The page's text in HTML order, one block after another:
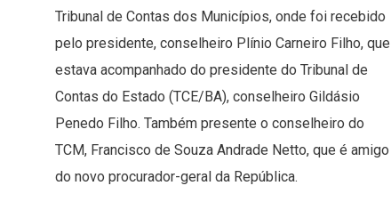
Tribunal de Contas dos Municípios, onde foi recebido
pelo presidente, conselheiro Plínio Carneiro Filho, que
estava acompanhado do presidente do Tribunal de
Contas do Estado (TCE/BA), conselheiro Gildásio
Penedo Filho. Também presente o conselheiro do
TCM, Francisco de Souza Andrade Netto, que é amigo
do novo procurador-geral da República.